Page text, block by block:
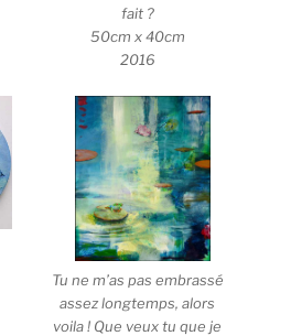
fait ?
50cm x 40cm
2016
Tu ne m’as pas embrassé
assez longtemps, alors
voila ! Que veux tu que je